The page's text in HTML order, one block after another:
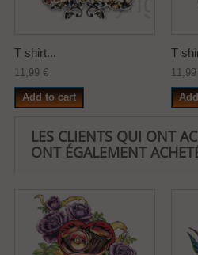
T shirt...
11,99 €
Add to cart
T
LES CLIENTS QUI ONT
ONT ÉGALEMENT